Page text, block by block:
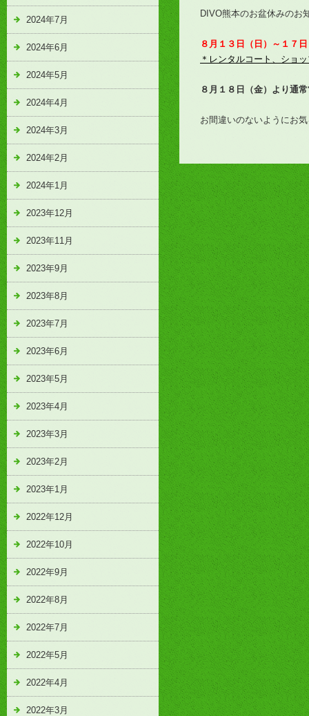
DIVO熊本のお盆休みのお
８月１３日（日）～１７
＊レンタルコート、ショ
８月１８日（金）より通
お間違いのないようにお
2024年7月
2024年6月
2024年5月
2024年4月
2024年3月
2024年2月
2024年1月
2023年12月
2023年11月
2023年9月
2023年8月
2023年7月
2023年6月
2023年5月
2023年4月
2023年3月
2023年2月
2023年1月
2022年12月
2022年10月
2022年9月
2022年8月
2022年7月
2022年5月
2022年4月
2022年3月